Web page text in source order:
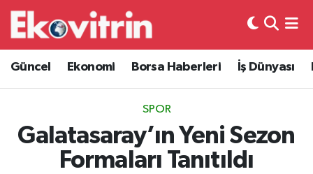
Güncel Ekonomi Borsa Haberleri İş Dünyası
SPOR
Galatasaray’ın Yeni Sezon
Formaları Tanıtıldı
Güncel
Ekonomi
Borsa Haberleri
İş Dünyası
Hava Durumu
Trafik Durumu
Süper Lig Puan Durumu ve Fikstür
Tüm Manşetler